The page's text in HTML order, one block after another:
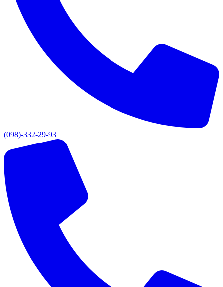
(098)-332-29-93